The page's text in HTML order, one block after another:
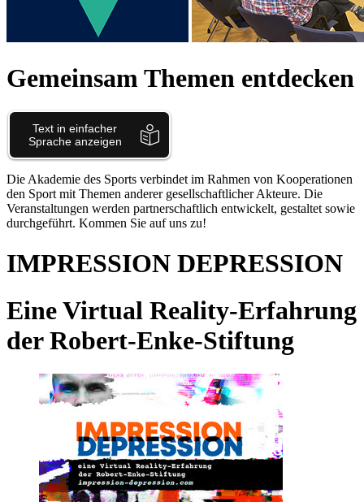
Gemeinsam Themen entdecken
Die Akademie des Sports verbindet im Rahmen von Kooperationen
den Sport mit Themen anderer gesellschaftlicher Akteure. Die
Veranstaltungen werden partnerschaftlich entwickelt, gestaltet sowie
durchgeführt. Kommen Sie auf uns zu!
IMPRESSION DEPRESSION
Eine Virtual Reality-Erfahrung
der Robert-Enke-Stiftung